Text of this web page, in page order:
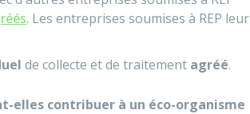
. Les entreprises soumises à REP leur
de collecte et de traitement agréé.
elles contribuer à un éco-organisme